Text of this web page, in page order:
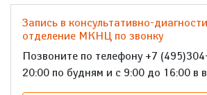
Запись в консультативно-
отделение МКНЦ по звонку
Позвоните по телефону +7
20:00 по будням и с 9:00 до 16:00 в